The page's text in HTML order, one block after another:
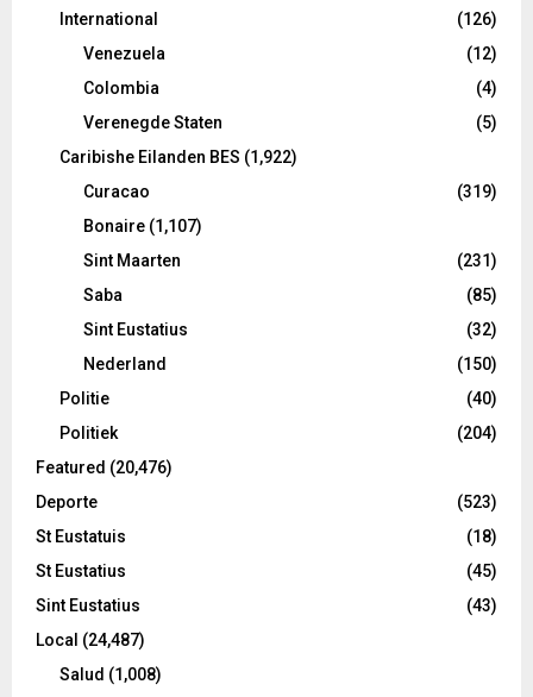
International
(126)
Venezuela
(12)
Colombia
(4)
Verenegde Staten
(5)
Caribishe Eilanden BES (1,922)
Curacao
(319)
Bonaire (1,107)
Sint Maarten
(231)
Saba
(85)
Sint Eustatius
(32)
Nederland
(150)
Politie
(40)
Politiek
(204)
Featured (20,476)
Deporte
(523)
St Eustatuis
(18)
St Eustatius
(45)
Sint Eustatius
(43)
Local (24,487)
Salud (1,008)